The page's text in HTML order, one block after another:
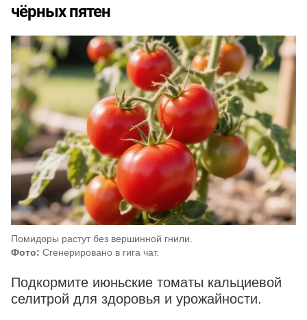
чёрных пятен
Помидоры растут без вершинной гнили.
Фото: Сгенерировано в гига чат.
Подкормите июньские томаты кальциевой
селитрой для здоровья и урожайности.